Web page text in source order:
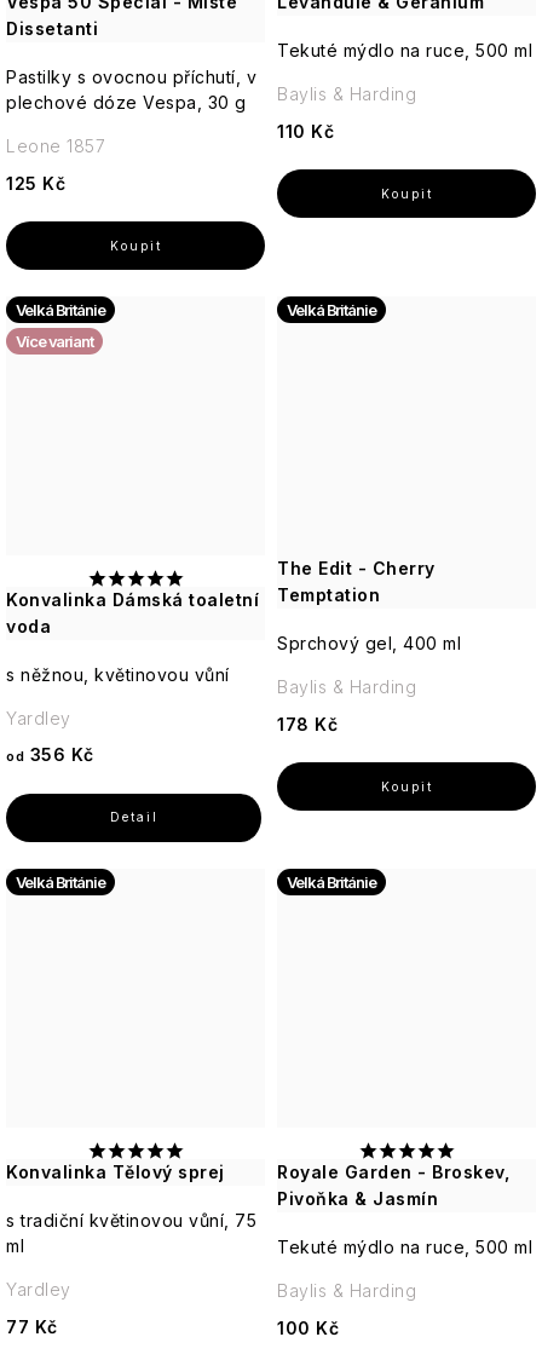
Dissetanti
Pastilky s ovocnou příchutí, v
plechové dóze Vespa, 30 g
125 Kč
Leone 1857
Tekuté mýdlo na ruce, 500 ml
110 Kč
Baylis & Harding
Konvalinka Dámská toaletní
voda
Velká Británie
Více variant
s něžnou, květinovou vůní
od 356 Kč
Yardley
The Edit - Cherry
Temptation
Velká Británie
Sprchový gel, 400 ml
178 Kč
Baylis & Harding
Konvalinka Tělový sprej
Velká Británie
s tradiční květinovou vůní, 75
ml
77 Kč
Yardley
Royale Garden - Broskev,
Pivoňka & Jasmín
Velká Británie
Tekuté mýdlo na ruce, 500 ml
100 Kč
Baylis & Harding